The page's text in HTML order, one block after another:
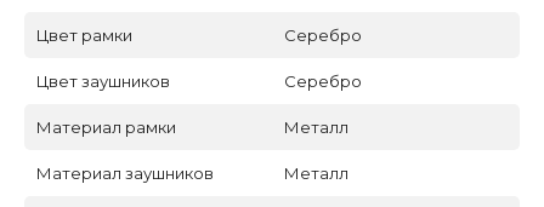
Цвет рамки Серебро
Цвет заушников Серебро
Материал рамки Металл
Материал заушников Металл